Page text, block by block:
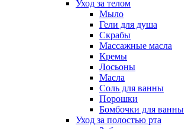
Уход за телом
Мыло
Гели для душа
Скрабы
Массажные масла
Кремы
Лосьоны
Масла
Соль для ванны
Порошки
Бомбочки для ванны
Уход за полостью рта